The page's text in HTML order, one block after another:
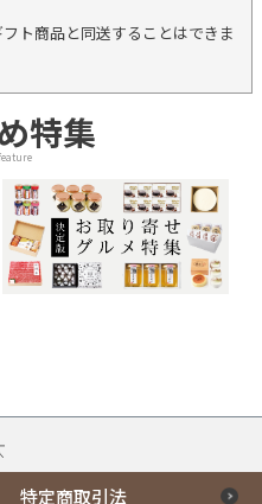
ト商品と同送することはできま
特集
特定商取引法